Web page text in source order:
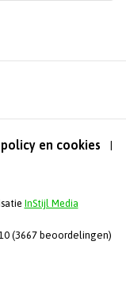
en cookies |
InStijl Media
(3667 beoordelingen)